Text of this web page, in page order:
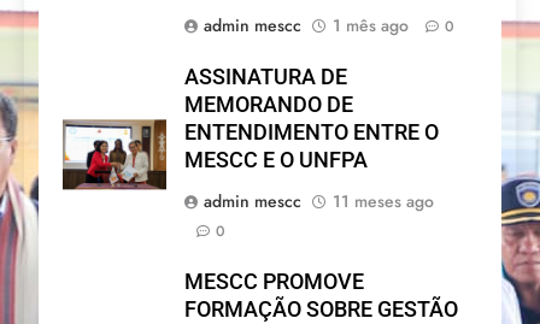
admin mescc
1 mês ago 0
ASSINATURA DE
MEMORANDO DE
ENTENDIMENTO ENTRE O
MESCC E O UNFPA
admin mescc
11 meses ago
0
MESCC PROMOVE
FORMAÇÃO SOBRE GESTÃO